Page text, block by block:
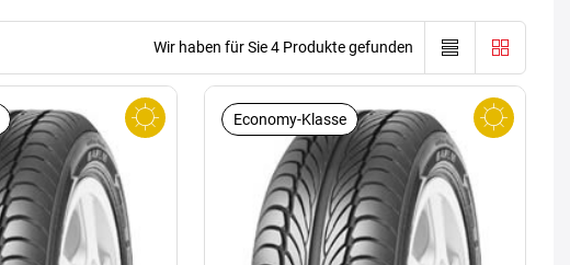
Wir haben für Sie 4 Produkte gefunden
Economy-Klasse